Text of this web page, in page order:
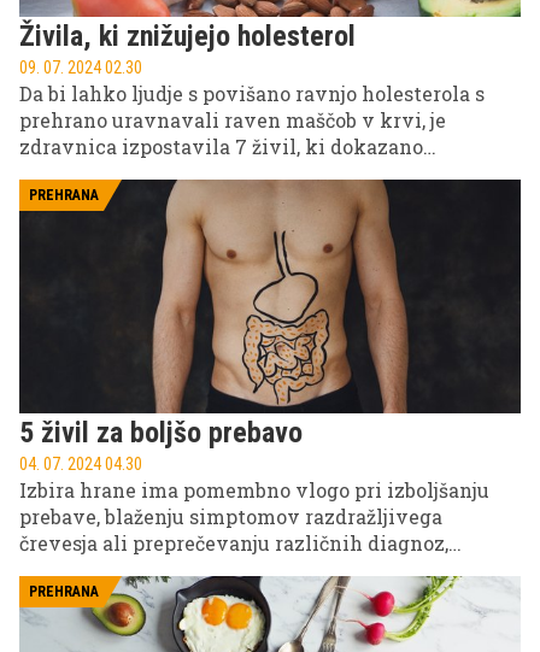
Živila, ki znižujejo holesterol
09. 07. 2024 02.30
Da bi lahko ljudje s povišano ravnjo holesterola s
prehrano uravnavali raven maščob v krvi, je
zdravnica izpostavila 7 živil, ki dokazano
PREHRANA
5 živil za boljšo prebavo
04. 07. 2024 04.30
Izbira hrane ima pomembno vlogo pri izboljšanju
prebave, blaženju simptomov razdražljivega
črevesja ali preprečevanju različnih diagnoz,
PREHRANA